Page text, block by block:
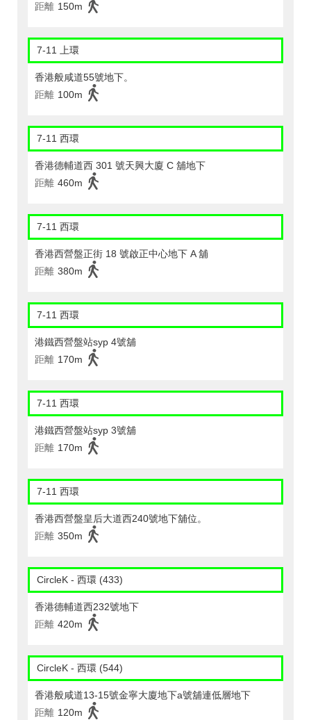
距離 150m
7-11 上環
香港般咸道55號地下。
距離 100m
7-11 西環
香港德輔道西 301 號天興大廈 C 舖地下
距離 460m
7-11 西環
香港西營盤正街 18 號啟正中心地下 A 舖
距離 380m
7-11 西環
港鐵西營盤站syp 4號舖
距離 170m
7-11 西環
港鐵西營盤站syp 3號舖
距離 170m
7-11 西環
香港西營盤皇后大道西240號地下舖位。
距離 350m
CircleK - 西環 (433)
香港德輔道西232號地下
距離 420m
CircleK - 西環 (544)
香港般咸道13-15號金寧大廈地下a號舖連低層地下
距離 120m